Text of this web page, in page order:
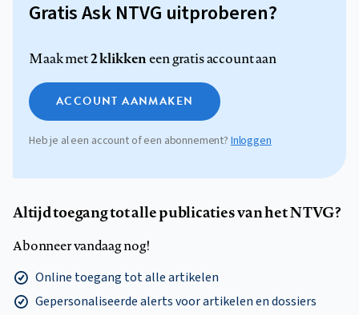
Gratis Ask NTVG uitproberen?
Maak met2 klikkeneen gratis account aan
ACCOUNT AANMAKEN
Heb je al een account of een abonnement? Inloggen
Altijd toegang tot alle publicaties van het NTVG?
Abonneer vandaag nog!
Online toegang tot alle artikelen
Gepersonaliseerde alerts voor artikelen en dossiers